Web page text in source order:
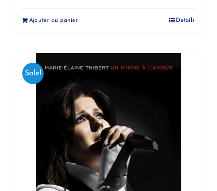
Ajouter au panier Details
Sale!